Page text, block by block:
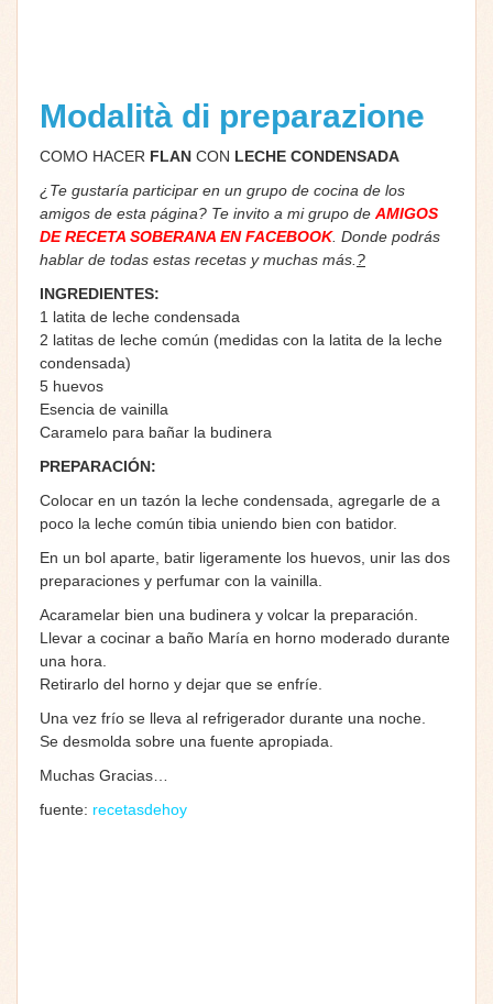
Modalità di preparazione
COMO HACER FLAN CON LECHE CONDENSADA
¿Te gustaría participar en un grupo de cocina de los
amigos de esta página? Te invito a mi grupo de AMIGOS
DE RECETA SOBERANA EN FACEBOOK. Donde podrás
hablar de todas estas recetas y muchas más. ?
INGREDIENTES:
1 latita de leche condensada
2 latitas de leche común (medidas con la latita de la leche
condensada)
5 huevos
Esencia de vainilla
Caramelo para bañar la budinera
PREPARACIÓN:
Colocar en un tazón la leche condensada, agregarle de a
poco la leche común tibia uniendo bien con batidor.
En un bol aparte, batir ligeramente los huevos, unir las dos
preparaciones y perfumar con la vainilla.
Acaramelar bien una budinera y volcar la preparación.
Llevar a cocinar a baño María en horno moderado durante
una hora.
Retirarlo del horno y dejar que se enfríe.
Una vez frío se lleva al refrigerador durante una noche.
Se desmolda sobre una fuente apropiada.
Muchas Gracias…
fuente: recetasdehoy